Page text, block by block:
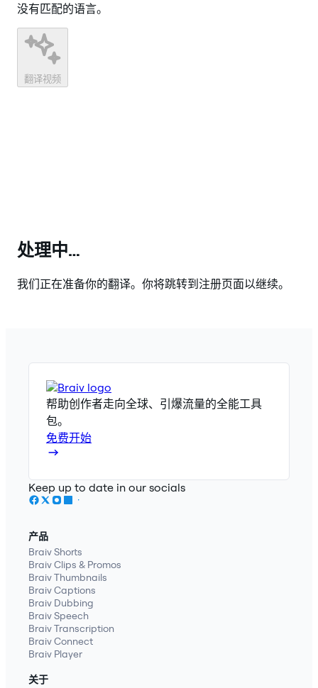
没有匹配的语言。
翻译视频
处理中…
我们正在准备你的翻译。你将跳转到注册页面以继续。
帮助创作者走向全球、引爆流量的全能工具
包。
免费开始
Keep up to date in our socials
产品
Braiv Shorts
Braiv Clips & Promos
Braiv Thumbnails
Braiv Captions
Braiv Dubbing
Braiv Speech
Braiv Transcription
Braiv Connect
Braiv Player
关于